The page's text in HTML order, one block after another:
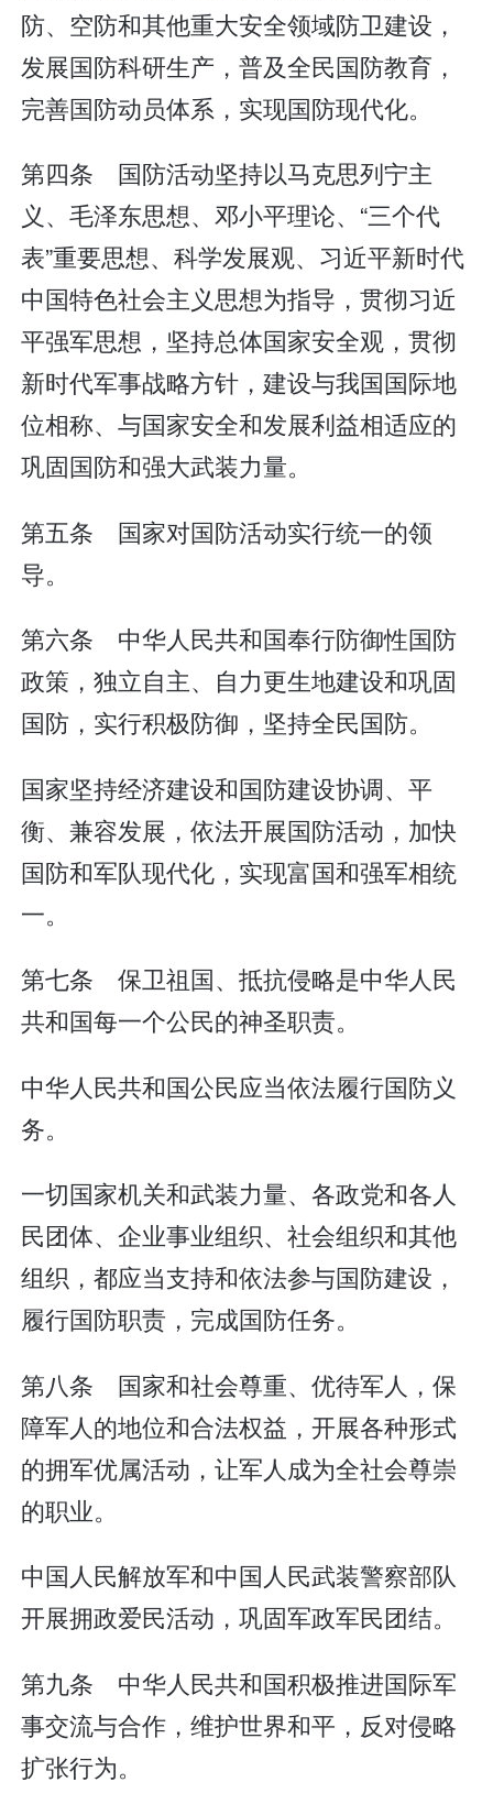
防、空防和其他重大安全领域防卫建设，
发展国防科研生产，普及全民国防教育，
完善国防动员体系，实现国防现代化。
第四条 国防活动坚持以马克思列宁主
义、毛泽东思想、邓小平理论、“三个代
表”重要思想、科学发展观、习近平新时代
中国特色社会主义思想为指导，贯彻习近
平强军思想，坚持总体国家安全观，贯彻
新时代军事战略方针，建设与我国国际地
位相称、与国家安全和发展利益相适应的
巩固国防和强大武装力量。
第五条 国家对国防活动实行统一的领
导。
第六条 中华人民共和国奉行防御性国防
政策，独立自主、自力更生地建设和巩固
国防，实行积极防御，坚持全民国防。
国家坚持经济建设和国防建设协调、平
衡、兼容发展，依法开展国防活动，加快
国防和军队现代化，实现富国和强军相统
一。
第七条 保卫祖国、抵抗侵略是中华人民
共和国每一个公民的神圣职责。
中华人民共和国公民应当依法履行国防义
务。
一切国家机关和武装力量、各政党和各人
民团体、企业事业组织、社会组织和其他
组织，都应当支持和依法参与国防建设，
履行国防职责，完成国防任务。
第八条 国家和社会尊重、优待军人，保
障军人的地位和合法权益，开展各种形式
的拥军优属活动，让军人成为全社会尊崇
的职业。
中国人民解放军和中国人民武装警察部队
开展拥政爱民活动，巩固军政军民团结。
第九条 中华人民共和国积极推进国际军
事交流与合作，维护世界和平，反对侵略
扩张行为。